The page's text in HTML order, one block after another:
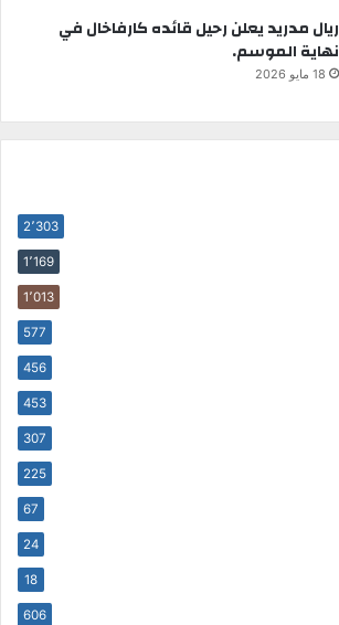
ريال مدريد يعلن رحيل قائده كارفاخال في
نهاية الموسم.
18 مايو 2026
2٬303
1٬169
1٬013
577
456
453
307
225
67
24
18
606